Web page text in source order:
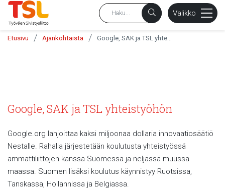
Valikko
Etusivu / Ajankohtaista /
Google, SAK ja TSL yhteistyöhön
Google.org lahjoittaa kaksi miljoonaa dollaria innovaatiosäätiö
Nestalle. Rahalla järjestetään koulutusta yhteistyössä
ammattiliittojen kanssa Suomessa ja neljässä muussa
maassa. Suomen lisäksi koulutus käynnistyy Ruotsissa,
Tanskassa, Hollannissa ja Belgiassa.